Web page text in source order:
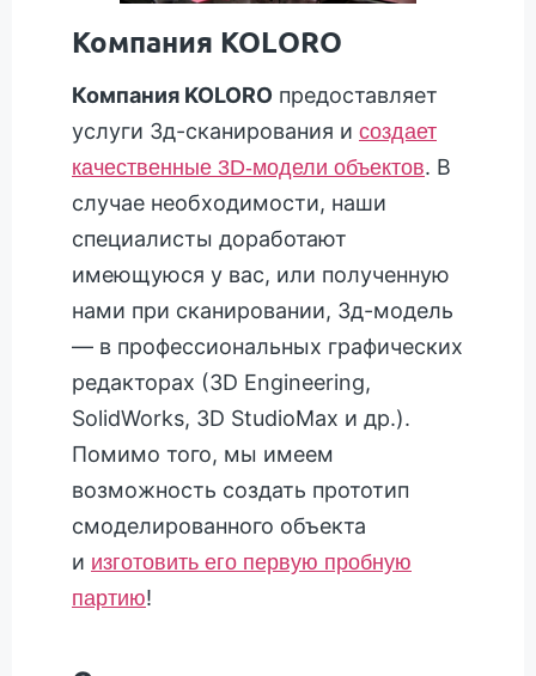
Компания KOLORO
Компания KOLORO предоставляет
услуги 3д-сканирования и создает
качественные 3D-модели объектов. В
случае необходимости, наши
специалисты доработают
имеющуюся у вас, или полученную
нами при сканировании, 3д-модель
— в профессиональных графических
редакторах (3D Engineering,
SolidWorks, 3D StudioMax и др.).
Помимо того, мы имеем
возможность создать прототип
смоделированного объекта
и изготовить его первую пробную
партию!